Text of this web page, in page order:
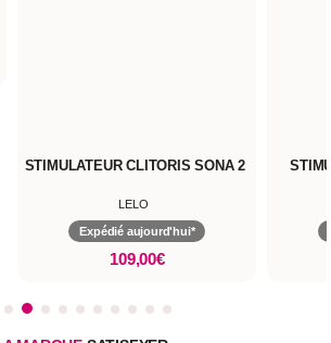
STIMULATEUR CLITORIS SONA 2
LELO
Expédié aujourd'hui*
109,00€